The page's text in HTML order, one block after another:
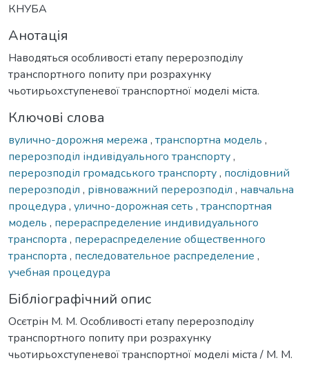
КНУБА
Анотація
Наводяться особливості етапу перерозподілу
транспортного попиту при розрахунку
чьотирьохступеневої транспортної моделі міста.
Ключові слова
вулично-дорожня мережа , транспортна модель ,
перерозподіл індивідуального транспорту,
перерозподіл громадського транспорту, послідовний
перерозподіл , рівноважний перерозподіл , навчальна
процедура , улично-дорожная сеть , транспортная
модель , перераспределение индивидуального
транспорта , перераспределение общественного
транспорта , песледовательное распределение ,
учебная процедура
Бібліографічний опис
Осєтрін М. М. Особливості етапу перерозподілу
транспортного попиту при розрахунку
чьотирьохступеневої транспортної моделі міста / М. М.